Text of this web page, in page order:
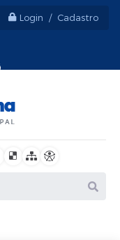
Login / Cadastro